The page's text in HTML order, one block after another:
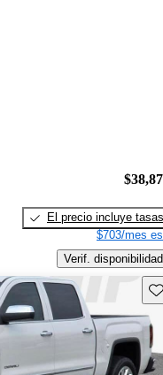
El precio incluye tasas
$703/mes
Verif. disponibilidad